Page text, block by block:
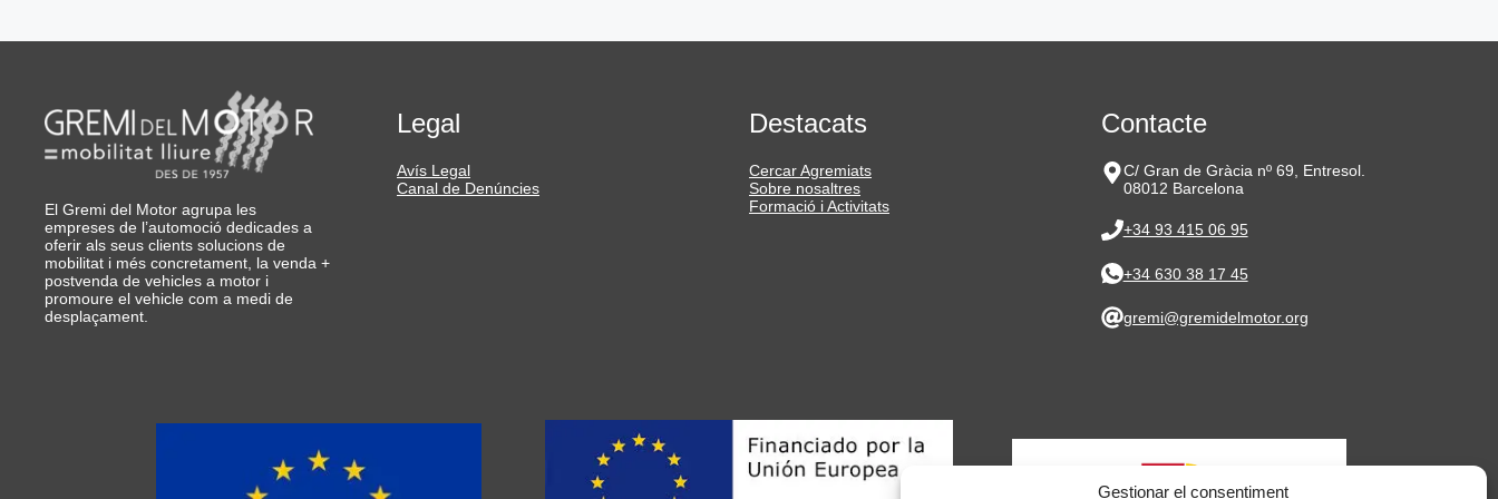
Gestionar el consentiment
El Gremi del Motor agrupa les
empreses de l’automoció dedicades a
oferir als seus clients solucions de
mobilitat i més concretament, la venda +
postvenda de vehicles a motor i
promoure el vehicle com a medi de
desplaçament.
Legal
Avís Legal
Canal de Denúncies
Destacats
Cercar Agremiats
Sobre nosaltres
Formació i Activitats
Contacte
C/ Gran de Gràcia nº 69, Entresol.
08012 Barcelona
+34 93 415 06 95
+34 630 38 17 45
gremi@gremidelmotor.org